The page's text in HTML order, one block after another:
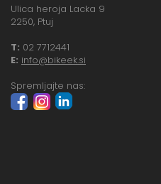
Ulica heroja Lacka 9
2250, Ptuj
T: 02 7712441
E: info@bikeek.si
Spremljajte nas: